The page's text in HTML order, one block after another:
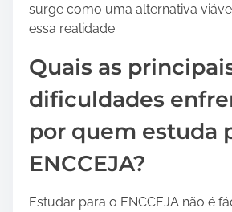
Ú
i
a
G
e
ç
surge como uma alternativa
essa realidade.
Quais as
dificuldades
por quem estuda
ENCCEJA?
Estudar para o ENCCEJA não é